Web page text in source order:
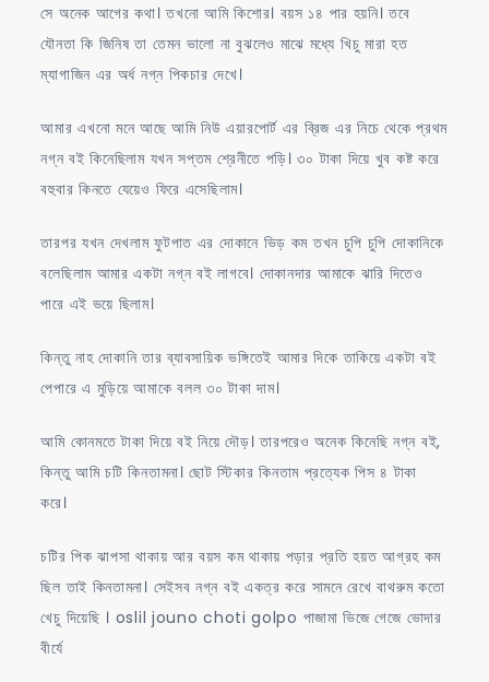
বীর্যে
সে অনেক আগের কথা। তখনো আমি কিশোর। বয়স ১৪ পার হয়নি। তবে
যৌনতা কি জিনিষ তা তেমন ভালো না বুঝলেও মাঝে মধ্যে খিচু মারা হত
ম্যাগাজিন এর অর্ধ নগ্ন পিকচার দেখে।
আমার এখনো মনে আছে আমি নিউ এয়ারপোর্ট এর ব্রিজ এর নিচে থেকে প্রথম
নগ্ন বই কিনেছিলাম যখন সপ্তম শ্রেনীতে পড়ি। ৩০ টাকা দিয়ে খুব কষ্ট করে
বহুবার কিনতে যেয়েও ফিরে এসেছিলাম।
তারপর যখন দেখলাম ফুটপাত এর দোকানে ভিড় কম তখন চুপি চুপি দোকানিকে
বলেছিলাম আমার একটা নগ্ন বই লাগবে। দোকানদার আমাকে ঝারি দিতেও
পারে এই ভয়ে ছিলাম।
কিন্তু নাহ দোকানি তার ব্যাবসায়িক ভঙ্গিতেই আমার দিকে তাকিয়ে একটা বই
পেপারে এ মুড়িয়ে আমাকে বলল ৩০ টাকা দাম।
আমি কোনমতে টাকা দিয়ে বই নিয়ে দৌড়। তারপরেও অনেক কিনেছি নগ্ন বই,
কিন্তু আমি চটি কিনতামনা। ছোট স্টিকার কিনতাম প্রত্যেক পিস ৪ টাকা
করে।
চটির পিক ঝাপসা থাকায় আর বয়স কম থাকায় পড়ার প্রতি হয়ত আগ্রহ কম
ছিল তাই কিনতামনা। সেইসব নগ্ন বই একত্র করে সামনে রেখে বাথরুম কতো
খেচু দিয়েছি । oslil jouno choti golpo পাজামা ভিজে গেজে ভোদার
বীর্যে